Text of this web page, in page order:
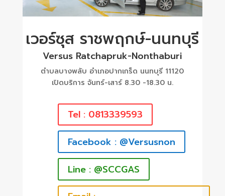
เวอร์ซุส ราชพฤกษ์-นนทบุรี
Versus Ratchapruk-Nonthaburi
ตำบลบางพลับ อำเภอปากเกร็ด นนทบุรี 11120
เปิดบริการ จันทร์-เสาร์ 8.30 -18.30 น.
Tel : 0813339593
Facebook : @Versusnon
Line : @SCCGAS